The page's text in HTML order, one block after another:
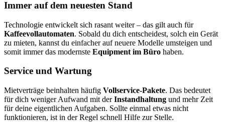
Immer auf dem neuesten Stand
Technologie entwickelt sich rasant weiter – das gilt auch für
Kaffeevollautomaten. Sobald du dich entscheidest, solch ein Gerät
zu mieten, kannst du einfacher auf neuere Modelle umsteigen und
somit immer das modernste Equipment im Büro haben.
Service und Wartung
Mietverträge beinhalten häufig Vollservice-Pakete. Das bedeutet
für dich weniger Aufwand mit derInstandhaltung und mehr Zeit
für deine eigentlichen Aufgaben. Sollte einmal etwas nicht
funktionieren, ist in der Regel schnell Hilfe zur Stelle.